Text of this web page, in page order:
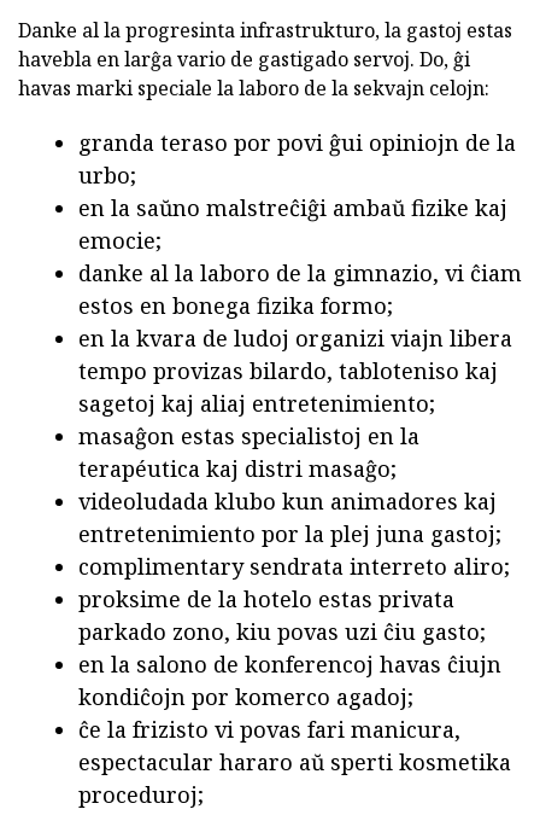
Danke al la progresinta infrastrukturo, la gastoj estas
havebla en larĝa vario de gastigado servoj. Do, ĝi
havas marki speciale la laboro de la sekvajn celojn:
granda teraso por povi ĝui opiniojn de la
urbo;
en la saŭno malstreĉiĝi ambaŭ fizike kaj
emocie;
danke al la laboro de la gimnazio, vi ĉiam
estos en bonega fizika formo;
en la kvara de ludoj organizi viajn libera
tempo provizas bilardo, tabloteniso kaj
sagetoj kaj aliaj entretenimiento;
masaĝon estas specialistoj en la
terapéutica kaj distri masaĝo;
videoludada klubo kun animadores kaj
entretenimiento por la plej juna gastoj;
complimentary sendrata interreto aliro;
proksime de la hotelo estas privata
parkado zono, kiu povas uzi ĉiu gasto;
en la salono de konferencoj havas ĉiujn
kondiĉojn por komerco agadoj;
ĉe la frizisto vi povas fari manicura,
espectacular hararo aŭ sperti kosmetika
proceduroj;